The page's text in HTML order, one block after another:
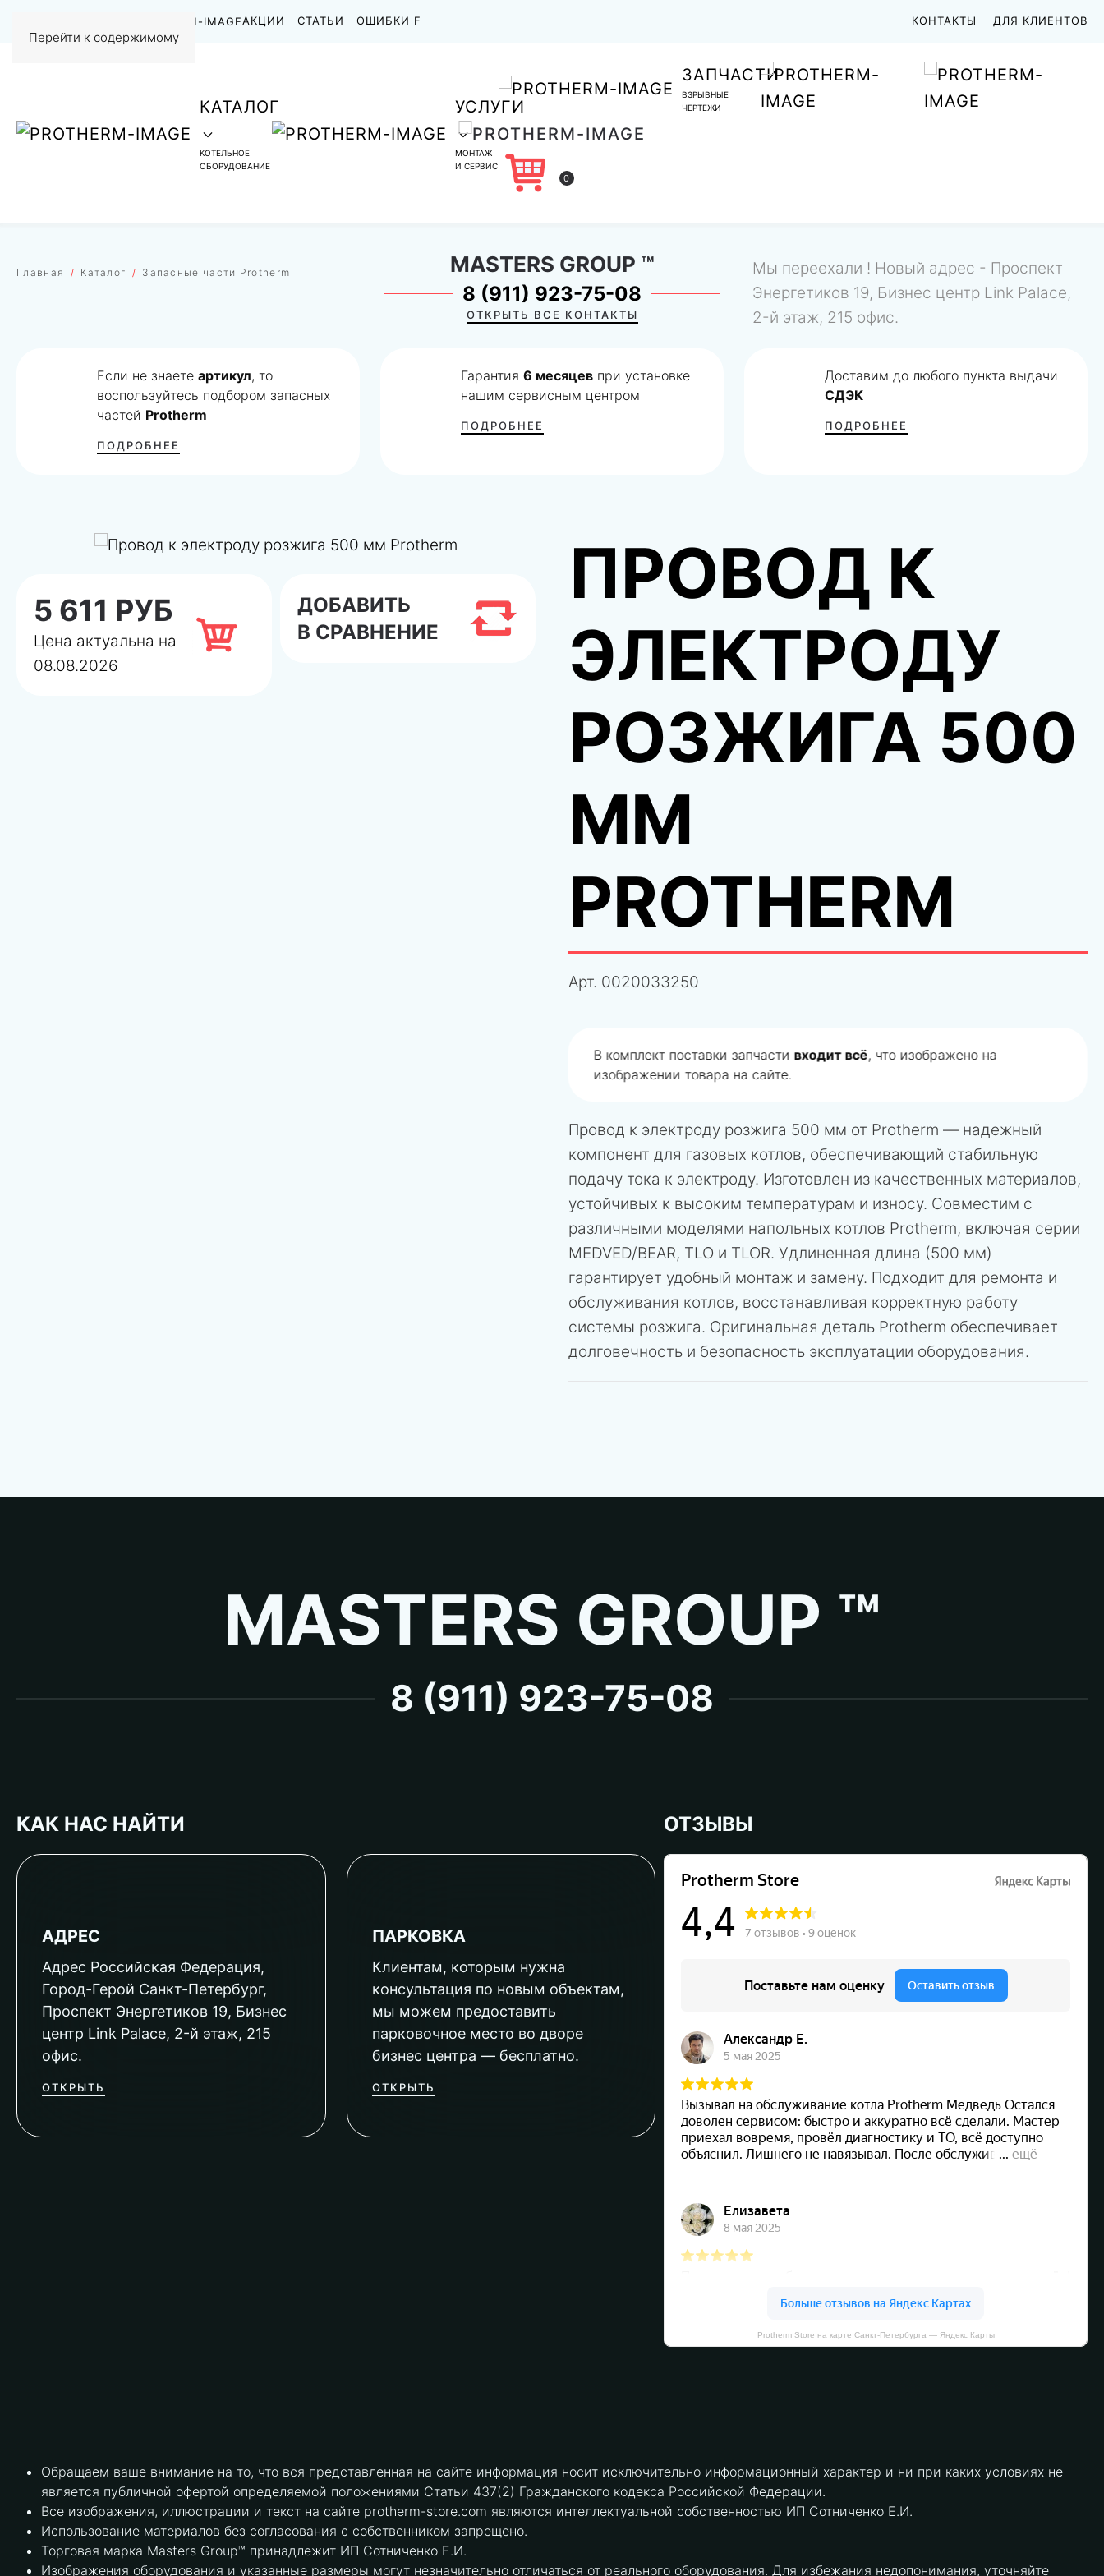
Перейти к содержимому
АКЦИИ СТАТЬИ ОШИБКИ F КОНТАКТЫ ДЛЯ КЛИЕНТОВ
КАТАЛОГ
КОТЕЛЬНОЕ
ОБОРУДОВАНИЕ
УСЛУГИ
МОНТАЖ
И СЕРВИС
ЗАПЧАСТИ
ВЗРЫВНЫЕ
ЧЕРТЕЖИ
0
Главная Каталог Запасные части Protherm MASTERS GROUP ™
8 (911) 923-75-08
ОТКРЫТЬ ВСЕ КОНТАКТЫ
Мы переехали ! Новый адрес - Проспект
Энергетиков 19, Бизнес центр Link Palace,
2-й этаж, 215 офис.
Если не знаетеартикул, то
воспользуйтесь подбором запасных
частей Protherm
ПОДРОБНЕЕ
Гарантия6 месяцев при установке
нашим сервисным центром
ПОДРОБНЕЕ
Доставим до любого пункта выдачи
СДЭК
ПОДРОБНЕЕ
5 611 РУБ
Цена актуальна на
08.08.2026
ДОБАВИТЬ
В СРАВНЕНИЕ
ПРОВОД К
ЭЛЕКТРОДУ
РОЗЖИГА 500
ММ
PROTHERM
Арт. 0020033250
В комплект поставки запчасти входит всё, что изображено на
изображении товара на сайте.
Провод к электроду розжига 500 мм от Protherm — надежный
компонент для газовых котлов, обеспечивающий стабильную
подачу тока к электроду. Изготовлен из качественных материалов,
устойчивых к высоким температурам и износу. Совместим с
различными моделями напольных котлов Protherm, включая серии
MEDVED/BEAR, TLO и TLOR. Удлиненная длина (500 мм)
гарантирует удобный монтаж и замену. Подходит для ремонта и
обслуживания котлов, восстанавливая корректную работу
системы розжига. Оригинальная деталь Protherm обеспечивает
долговечность и безопасность эксплуатации оборудования.
MASTERS GROUP ™
8 (911) 923-75-08
КАК НАС НАЙТИ
АДРЕС
Адрес Российская Федерация,
Город-Герой Санкт-Петербург,
Проспект Энергетиков 19, Бизнес
центр Link Palace, 2-й этаж, 215
офис.
ОТКРЫТЬ
ПАРКОВКА
Клиентам, которым нужна
консультация по новым объектам,
мы можем предоставить
парковочное место во дворе
бизнес центра — бесплатно.
ОТКРЫТЬ
ОТЗЫВЫ
Protherm Store на карте Санкт‑Петербурга — Яндекс Карты
Обращаем ваше внимание на то, что вся представленная на сайте информация носит исключительно информационный характер и ни при каких условиях не
является публичной офертой определяемой положениями Статьи 437(2) Гражданского кодекса Российской Федерации.
Все изображения, иллюстрации и текст на сайте protherm-store.com являются интеллектуальной собственностью ИП Сотниченко Е.И.
Использование материалов без согласования с собственником запрещено.
Торговая марка Masters Group™ принадлежит ИП Сотниченко Е.И.
Изображения оборудования и указанные размеры могут незначительно отличаться от реального оборудования. Для избежания недопонимания, уточняйте